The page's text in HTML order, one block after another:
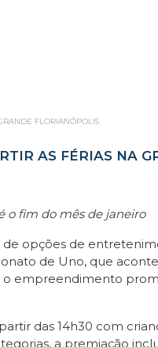
FLORIANÓPOLIS
AS FÉRIAS NA
o fim do mês de janeiro
de opções de
de Uno, que
o empreendimento
das 14h30 com
a premiação